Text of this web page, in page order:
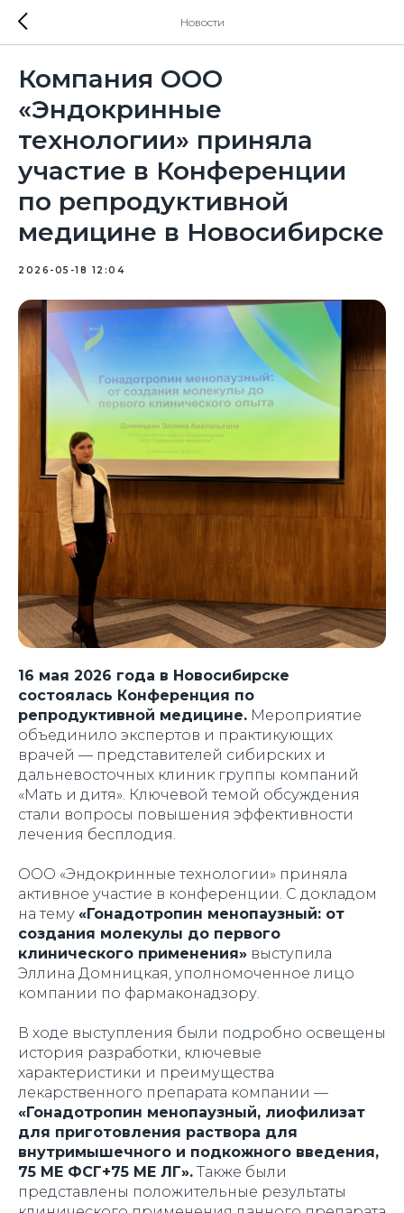
Новости
Компания ООО
«Эндокринные
технологии» приняла
участие в Конференции
по репродуктивной
медицине в Новосибирске
2026-05-18 12:04
16 мая 2026 года в Новосибирске
состоялась Конференция по
репродуктивной медицине. Мероприятие
объединило экспертов и практикующих
врачей — представителей сибирских и
дальневосточных клиник группы компаний
«Мать и дитя». Ключевой темой обсуждения
стали вопросы повышения эффективности
лечения бесплодия.
ООО «Эндокринные технологии» приняла
активное участие в конференции. С докладом
на тему «Гонадотропин менопаузный: от
создания молекулы до первого
клинического применения» выступила
Эллина Домницкая, уполномоченное лицо
компании по фармаконадзору.
В ходе выступления были подробно освещены
история разработки, ключевые
характеристики и преимущества
лекарственного препарата компании —
«Гонадотропин менопаузный, лиофилизат
для приготовления раствора для
внутримышечного и подкожного введения,
75 МЕ ФСГ+75 МЕ ЛГ». Также были
представлены положительные результаты